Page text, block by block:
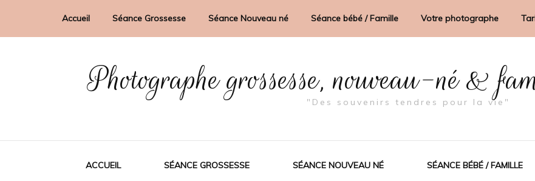
Accueil Séance Grossesse Séance Nouveau né Séance bébé / Famille Votre photographe
Photographe grossesse, nouveau-né &
"Des souvenirs tendres pour la vie"
ACCUEIL SÉANCE GROSSESSE SÉANCE NOUVEAU NÉ SÉANCE BÉBÉ / FAMILLE